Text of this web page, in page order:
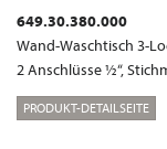
649.30.380.000
Wand-Waschtisch 3-
2 Anschlüsse ½“,
PRODUKT-DETAILSEITE